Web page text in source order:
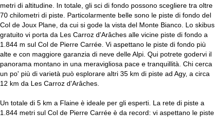
metri di altitudine. In totale, gli sci di fondo possono scegliere tra oltre
70 chilometri di piste. Particolarmente belle sono le piste di fondo del
Col de Joux Plane, da cui si gode la vista del Monte Bianco. Lo skibus
gratuito vi porta da Les Carroz d'Arâches alle vicine piste di fondo a
1.844 m sul Col de Pierre Carrée. Vi aspettano le piste di fondo più
alte e con maggiore garanzia di neve delle Alpi. Qui potrete godervi il
panorama montano in una meravigliosa pace e tranquillità. Chi cerca
un po' più di varietà può esplorare altri 35 km di piste ad Agy, a circa
12 km da Les Carroz d'Arâches.
Un totale di 5 km a Flaine è ideale per gli esperti. La rete di piste a
1.844 metri sul Col de Pierre Carrée è da record: vi aspettano le piste